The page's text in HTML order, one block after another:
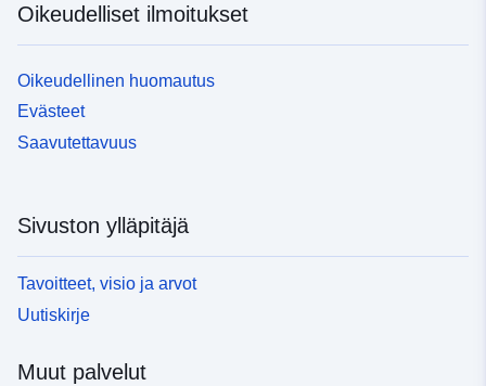
Oikeudelliset ilmoitukset
Oikeudellinen huomautus
Evästeet
Saavutettavuus
Sivuston ylläpitäjä
Tavoitteet, visio ja arvot
Uutiskirje
Muut palvelut